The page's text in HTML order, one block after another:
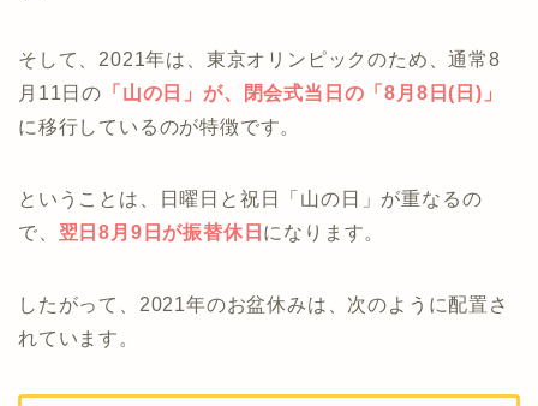
そして、2021年は、東京オリンピックのため、通常8
月11日の 「 山の日」が、閉会式当日の 「8月8日(日)」
に移行しているのが特徴です。
ということは、日曜日と祝日「山の日」が重なるの
で、 翌日8月9日が振替休日 になります。
したがって、2021年のお盆休みは、次のように配置さ
れています。